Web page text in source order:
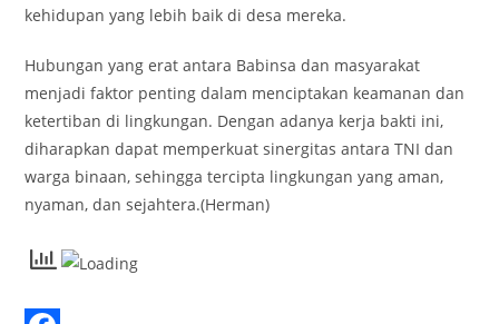
kehidupan yang lebih baik di desa mereka.
Hubungan yang erat antara Babinsa dan masyarakat
menjadi faktor penting dalam menciptakan keamanan dan
ketertiban di lingkungan. Dengan adanya kerja bakti ini,
diharapkan dapat memperkuat sinergitas antara TNI dan
warga binaan, sehingga tercipta lingkungan yang aman,
nyaman, dan sejahtera.(Herman)